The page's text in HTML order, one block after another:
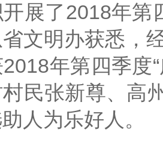
展了2018年第
文明办获悉，
年第四季度
民张新尊、高
人为乐好人。